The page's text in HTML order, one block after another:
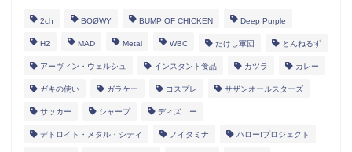
2ch BOØWY BUMP OF CHICKEN Deep Purple
H2 MAD Metal WBC たけし軍団 とんねるず
アーヴィン・ウェルシュ インスタント食品 カツラ カレー
ガキの使い ガラケー コスプレ サザンオールスターズ
サッカー シャープ ディズニー
デトロイト・メタル・シティ ノイタミナ ハロー!プロジェクト